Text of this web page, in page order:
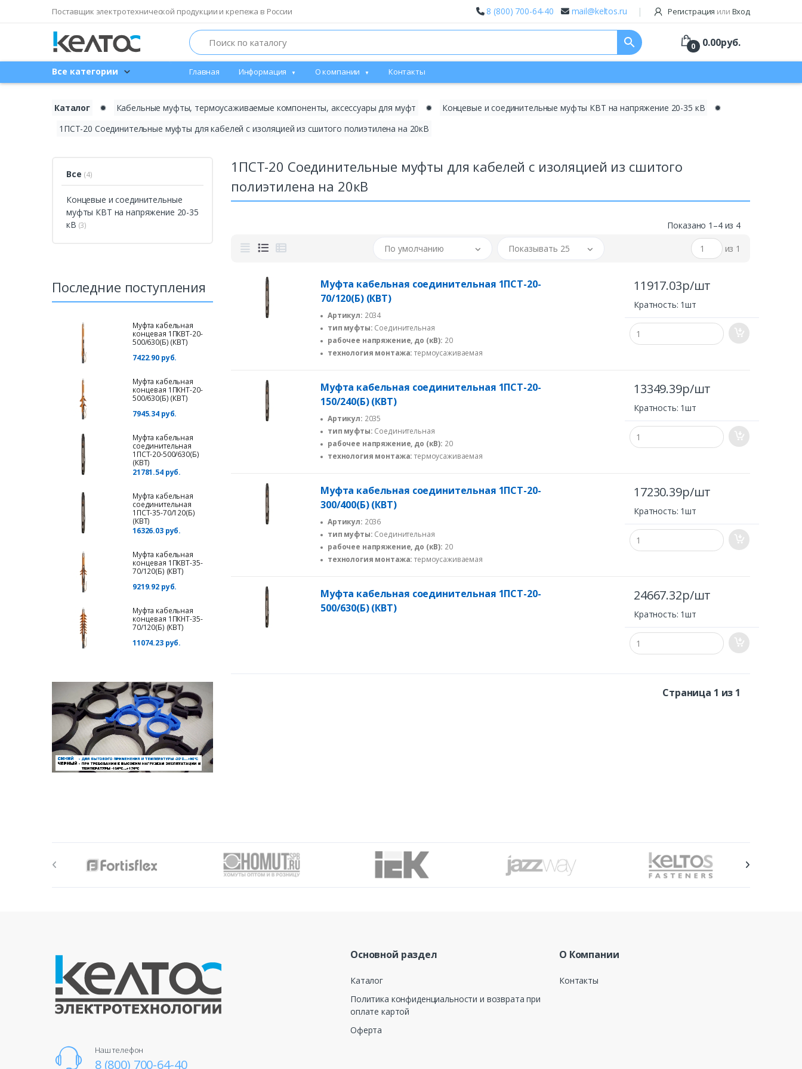
Поставщик электротехнической продукции и крепежа в России 8 (800) 700-64-40 mail@keltos.ru Регистрация или Вход
Search search 0 0.00руб.
Все категории Главная Информация О компании Контакты
Каталог ✹ Кабельные муфты, термоусаживаемые компоненты, аксессуары для муфт ✹ Концевые и соединительные муфты КВТ на напряжение 20-35 кВ
✹
1ПСТ-20 Соединительные муфты для кабелей с изоляцией из сшитого полиэтилена на 20кВ
Все (4)
Концевые и соединительные
муфты КВТ на напряжение 20-35
кВ (3)
Последние поступления
Муфта кабельная
концевая 1ПКВТ-20-
500/630(Б) (КВТ)
7422.90 руб.
Муфта кабельная
концевая 1ПКНТ-20-
500/630(Б) (КВТ)
7945.34 руб.
Муфта кабельная
соединительная
1ПСТ-20-500/630(Б)
(КВТ)
21781.54 руб.
Муфта кабельная
соединительная
1ПСТ-35-70/120(Б)
(КВТ)
16326.03 руб.
Муфта кабельная
концевая 1ПКВТ-35-
70/120(Б) (КВТ)
9219.92 руб.
Муфта кабельная
концевая 1ПКНТ-35-
70/120(Б) (КВТ)
11074.23 руб.
1ПСТ-20 Соединительные муфты для кабелей с изоляцией из сшитого
полиэтилена на 20кВ
Показано 1–4 из 4
По умолчанию Показывать 25 из 1
Муфта кабельная соединительная 1ПСТ-20-
70/120(Б) (КВТ)
Артикул: 2034
тип муфты: Соединительная
рабочее напряжение, до (кВ): 20
технология монтажа: термоусаживаемая
11917.03р/шт
Кратность: 1шт
Муфта кабельная соединительная 1ПСТ-20-
150/240(Б) (КВТ)
Артикул: 2035
тип муфты: Соединительная
рабочее напряжение, до (кВ): 20
технология монтажа: термоусаживаемая
13349.39р/шт
Кратность: 1шт
Муфта кабельная соединительная 1ПСТ-20-
300/400(Б) (КВТ)
Артикул: 2036
тип муфты: Соединительная
рабочее напряжение, до (кВ): 20
технология монтажа: термоусаживаемая
17230.39р/шт
Кратность: 1шт
Муфта кабельная соединительная 1ПСТ-20-
500/630(Б) (КВТ)
24667.32р/шт
Кратность: 1шт
Страница 1 из 1
Наш телефон
8 (800) 700-64-40
Основной раздел
Каталог
Политика конфиденциальности и возврата при
оплате картой
Оферта
О Компании
Контакты